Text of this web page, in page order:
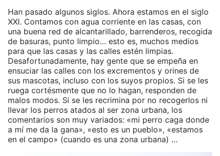
Han pasado algunos siglos. Ahora estamos en el siglo
XXI. Contamos con agua corriente en las casas, con
una buena red de alcantarillado, barrenderos, recogida
de basuras, punto limpio… esto es, muchos medios
para que las casas y las calles estén limpias.
Desafortunadamente, hay gente que se empeña en
ensuciar las calles con los excrementos y orines de
sus mascotas, incluso con los suyos propios. Si se les
ruega cortésmente que no lo hagan, responden de
malos modos. Si se les recrimina por no recogerlos ni
llevar los perros atados al ser zona urbana, los
comentarios son muy variados: «mi perro caga donde
a mí me da la gana», «esto es un pueblo», «estamos
en el campo» (cuando es una zona urbana) …